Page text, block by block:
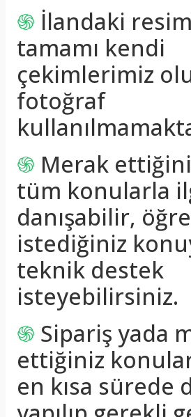
֍ İlandaki
tamamı kendi
çekimlerimiz
fotoğraf
֍ Merak
tüm konularla
danışabilir,
istediğiniz
teknik destek
isteyebilirsiniz.
֍ Sipariş yada
ettiğiniz
en kısa sürede